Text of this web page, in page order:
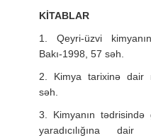
KİTABLAR
1. Qeyri-üzvi
Bakı-1998, 57 səh.
2. Kimya tarixinə dair
səh.
3. Kimyanın
yaradıcılığına dair